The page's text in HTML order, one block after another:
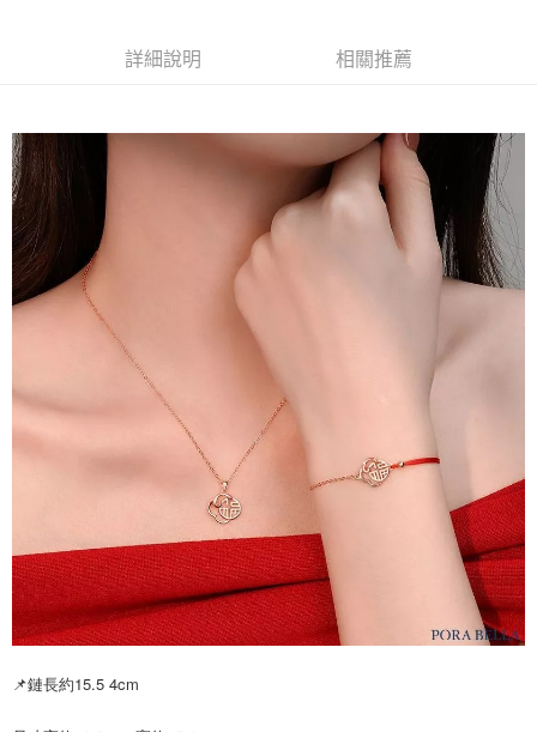
相關說明
【大哥付你分期使用說明】
1.本服務由台灣大哥大提供，台灣大哥大用戶可立即使用無須另外申請。
2.付款方式選擇「大哥付你分期」，訂單成立後會自動跳轉到大哥付的交易
流程，驗證手機門號後，選擇欲分期的期數、繳款截止日，確認付款後即完
成交易。
3.實際核准額度、可分期數及費用金額請依後續交易確認頁面所載為準。
4.訂單成立30分鐘內，如未前往確認交易或遇審核未通過，訂單將自動取
消。如遇「轉專審核」未通過狀況，表示未達大哥付你分期系統評分，恕無
法說明評估內容。
【繳款方式說明】
1.分期款項不併入電信帳單，「大哥付你分期」於每月結算日後寄送繳費提
2.透過簡訊連結打開帳單後，可選擇「超商條碼／台灣大直營門市／銀行轉
帳／街口支付／iPASS MONEY」等通路繳費。
1.本服務係由「台灣大哥大股份有限公司」（以下簡稱本公司）所提供，讓
用戶於交易時，得透過本服務購買商品或服務，並由商店將買賣／分期付款
買賣價金債權讓與本公司後，依約使用本公司帳單繳交帳款。
2.基於同意付款使用「大哥付你分期」之契約關係目的，商店將以您的個人
資料（包含姓名、電話或地址）提供予台灣大哥大進項蒐集、處理及利用，
由本公司與您本人進行分期帳單所需資料之確認、核對及更正。
3.完整用戶服務條款，請詳閱以下連結：https://oppay.tw/userRule
AFTEE先享後付
相關說明
【關於「AFTEE先享後付」】
AFTEE先享後付是「在收到商品之後才付款」的支付方式。 讓您購物簡單
便利好安心！
１．簡單：不需註冊會員、不需綁卡、不需儲值。
２．便利：只要手機號碼，簡訊認證，即可結帳。
３．安心：先確認商品／服務後，再付款。
【「AFTEE先享後付」結帳流程】
１．於結帳方式選擇「AFTEE先享後付」後，將跳轉至「AFTEE先享後付」
結帳頁面，進行簡訊認證並確認金額後，即可完成結帳。
２．訂單成立數日內，您將收到繳費通知簡訊。
３．收到繳費通知簡訊後14天內，點擊此簡訊中的連結，可透過四大超商／
ATM／網路銀行／等多元方式進行付款，方視為交易完成。
※ 請注意：結帳手續完成當下不需立刻繳費，但若您需要取消訂單，請聯絡
購買商品的店家。未經商家同意取消之訂單仍視為有效，需透過AFTEE先享
後付繳納相關費用。
※ 交易是否成功請以「AFTEE先享後付 」之結帳頁面顯示為準，若有關於
是否繳費成功／繳費後需取消欲退款等相關疑問，請聯繫「AFTEE先享後付
客戶支援中心」https://netprotections.freshdesk.com/support/home
１．透過由恩沛科技股份有限公司提供之「AFTEE先享後付」服務完成之交
權轉讓予恩沛科技股份有限公司。
ATM付款
運送方式
付款後全家取貨
每筆NT$70，滿NT$899(含以上)免運費
每筆NT$70，滿NT$899(含以上)免運費
每筆NT$100，滿NT$1,000(含以上)免運費
免運優惠
免運費
請自備購物袋，若需購買紙袋可現場詢問
詳細說明 相關推薦
📌鏈長約15.5 4cm